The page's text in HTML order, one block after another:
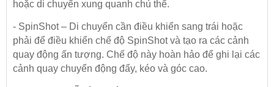
hoặc di chuyển xung quanh chủ thể.
- SpinShot – Di chuyển cần điều khiển sang trái hoặc
phải để điều khiển chế độ SpinShot và tạo ra các cảnh
quay động ấn tượng. Chế độ này hoàn hảo để ghi lại các
cảnh quay chuyển động đẩy, kéo và góc cao.